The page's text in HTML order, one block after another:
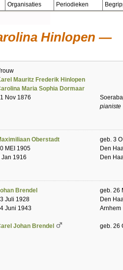
Organisaties Periodieken
Hinlopen
Mauritz Frederik Hinlopen
Maria Sophia Dormaar
Nov 1876
pianiste
Oberstadt
geb. 3
MEI 1905
Den
Jan 1916 Den
Brendel
geb. 26
Juli 1928
Den
Juni 1943
Arnhem
Johan Brendel
geb. 26